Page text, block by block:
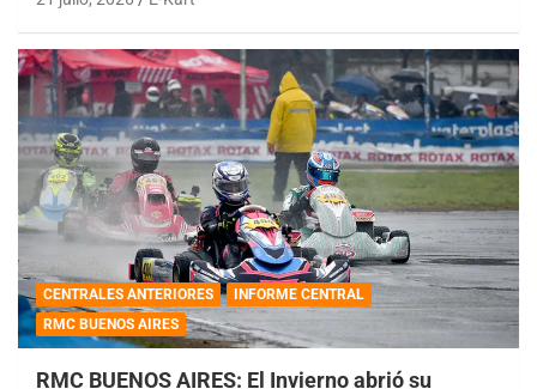
CENTRALES ANTERIORES
INFORME CENTRAL
RMC BUENOS AIRES
RMC BUENOS AIRES: El Invierno abrió su